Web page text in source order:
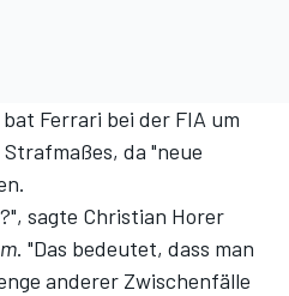
Ferrari bei der FIA um
da "neue
sagte Christian Horer
. "Das bedeutet, dass man
anderer Zwischenfälle